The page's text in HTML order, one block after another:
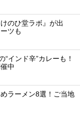
のひ堂ラボ』が出
ツも
インド辛”カレーも！
中
ラーメン8選！ご当地